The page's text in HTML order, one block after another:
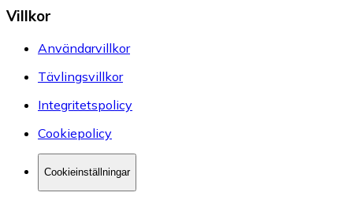
Villkor
Användarvillkor
Tävlingsvillkor
Integritetspolicy
Cookiepolicy
Cookieinställningar